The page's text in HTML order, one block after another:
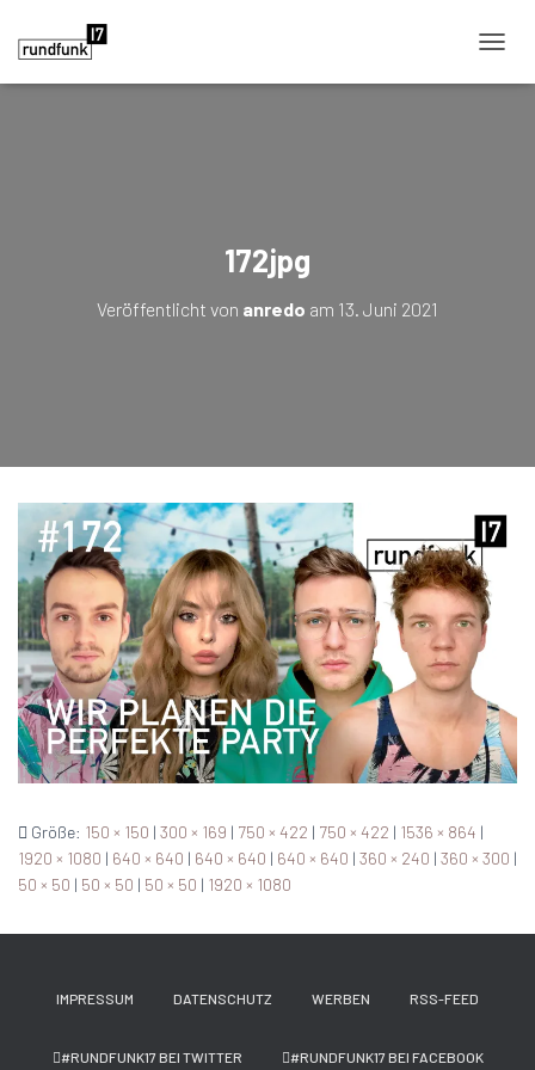
172jpg
Veröffentlicht von anredo am 13. Juni 2021
Größe: 150 × 150 | 300 × 169 | 750 × 422 | 750 × 422 | 1536 × 864 |
1920 × 1080 | 640 × 640 | 640 × 640 | 640 × 640 | 360 × 240 | 360 × 300 |
50 × 50 | 50 × 50 | 50 × 50 | 1920 × 1080
IMPRESSUM DATENSCHUTZ WERBEN RSS-FEED
#RUNDFUNK17 BEI TWITTER #RUNDFUNK17 BEI FACEBOOK